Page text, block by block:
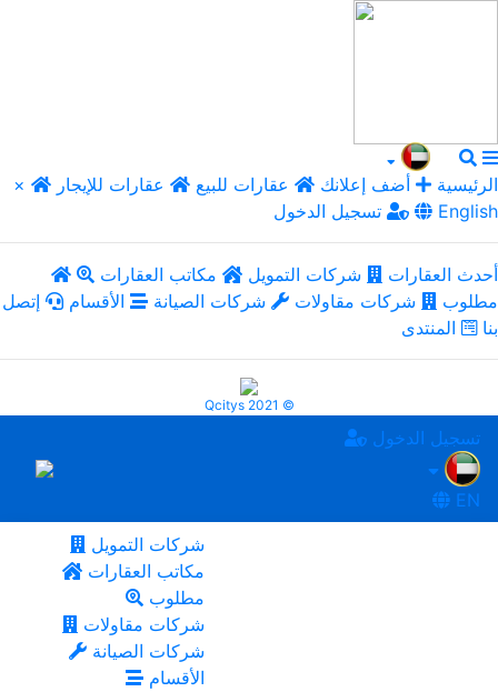
× الرئيسية أضف إعلانك عقارات للبيع
عقارات للإيجار
تسجيل الدخول
English
أحدث العقارات شركات التمويل
مكاتب العقارات
مطلوب
شركات مقاولات شركات الصيانة الأقسام
إتصل
بنا
المنتدى
Qcitys 2021 ©
تسجيل الدخول
EN
شركات التمويل
مكاتب العقارات
مطلوب
شركات مقاولات
شركات الصيانة
الأقسام